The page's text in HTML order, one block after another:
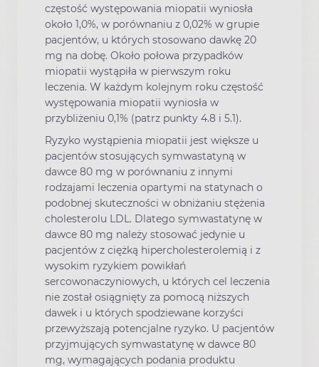
częstość występowania miopatii wyniosła
około 1,0%, w porównaniu z 0,02% w grupie
pacjentów, u których stosowano dawkę 20
mg na dobę. Około połowa przypadków
miopatii wystąpiła w pierwszym roku
leczenia. W każdym kolejnym roku częstość
występowania miopatii wyniosła w
przybliżeniu 0,1% (patrz punkty 4.8 i 5.1).
Ryzyko wystąpienia miopatii jest większe u
pacjentów stosujących symwastatyną w
dawce 80 mg w porównaniu z innymi
rodzajami leczenia opartymi na statynach o
podobnej skuteczności w obniżaniu stężenia
cholesterolu LDL. Dlatego symwastatynę w
dawce 80 mg należy stosować jedynie u
pacjentów z ciężką hipercholesterolemią i z
wysokim ryzykiem powikłań
sercowonaczyniowych, u których cel leczenia
nie został osiągnięty za pomocą niższych
dawek i u których spodziewane korzyści
przewyższają potencjalne ryzyko. U pacjentów
przyjmujących symwastatynę w dawce 80
mg, wymagających podania produktu